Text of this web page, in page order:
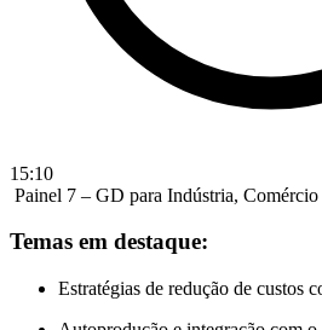
15:10
Painel 7 – GD para Indústria,
Temas em destaque:
Estratégias de redução de custos